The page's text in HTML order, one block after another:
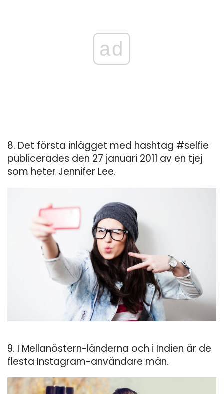
ad
8. Det första inlägget med hashtag #selfie
publicerades den 27 januari 2011 av en tjej
som heter Jennifer Lee.
9. I Mellanöstern-länderna och i Indien är de
flesta Instagram-användare män.